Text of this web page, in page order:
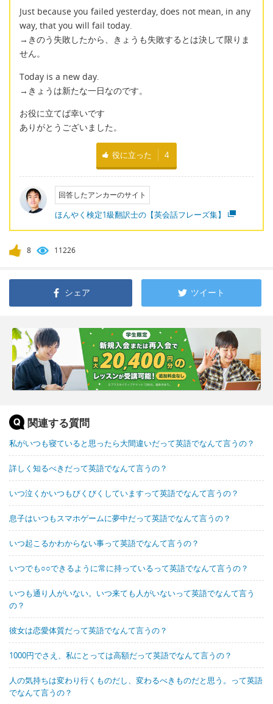
Just because you failed yesterday, does not mean, in any
way, that you will fail today.
→きのう失敗したから、きょうも失敗するとは決して限りま
せん。
Today is a new day.
→きょうは新たな一日なのです。
お役に立てば幸いです
ありがとうございました。
役に立った 4
回答したアンカーのサイト
ほんやく検定1級翻訳士の【英会話フレーズ集】
8 11226
シェア ツイート
関連する質問
私がいつも寝ていると思ったら大間違いだって英語でなんて言うの？
詳しく知るべきだって英語でなんて言うの？
いつ泣くかいつもびくびくしていますって英語でなんて言うの？
息子はいつもスマホゲームに夢中だって英語でなんて言うの？
いつ起こるかわからない事って英語でなんて言うの？
いつでも○○できるように常に持っているって英語でなんて言うの？
いつも通り人がいない。いつ来ても人がいないって英語でなんて言う
の？
彼女は恋愛体質だって英語でなんて言うの？
1000円でさえ、私にとっては高額だって英語でなんて言うの？
人の気持ちは変わり行くものだし、変わるべきものだと思う。って英語
でなんて言うの？